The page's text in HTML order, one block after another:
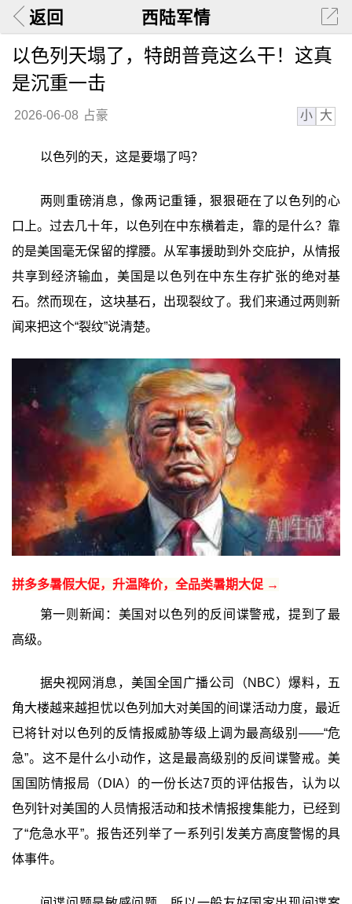
返回 西陆军情
以色列天塌了，特朗普竟这么干！这真
是沉重一击
2026-06-08 占豪 小 大
以色列的天，这是要塌了吗？
两则重磅消息，像两记重锤，狠狠砸在了以色列的心
口上。过去几十年，以色列在中东横着走，靠的是什么？靠
的是美国毫无保留的撑腰。从军事援助到外交庇护，从情报
共享到经济输血，美国是以色列在中东生存扩张的绝对基
石。然而现在，这块基石，出现裂纹了。我们来通过两则新
闻来把这个“裂纹”说清楚。
拼多多暑假大促，升温降价，全品类暑期大促 →
第一则新闻：美国对以色列的反间谍警戒，提到了最
高级。
据央视网消息，美国全国广播公司（NBC）爆料，五
角大楼越来越担忧以色列加大对美国的间谍活动力度，最近
已将针对以色列的反情报威胁等级上调为最高级别——“危
急”。这不是什么小动作，这是最高级别的反间谍警戒。美
国国防情报局（DIA）的一份长达7页的评估报告，认为以
色列针对美国的人员情报活动和技术情报搜集能力，已经到
了“危急水平”。报告还列举了一系列引发美方高度警惕的具
体事件。